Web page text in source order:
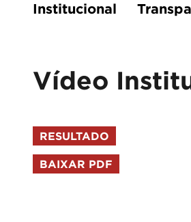
Institucional
Vídeo
RESULTADO
BAIXAR PDF